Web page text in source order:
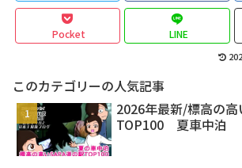
Pocket LINE
このカテゴリーの人気記事
2026年最新/標高の高
TOP100 夏車中泊